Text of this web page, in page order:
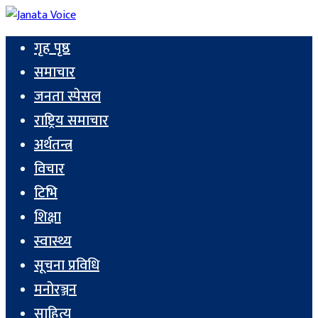
गृह पृष्ठ
समाचार
जनता स्पेसल
राष्ट्रिय समाचार
अर्थतन्त्र
विचार
टिभि
शिक्षा
स्वास्थ्य
सूचना प्रविधि
मनोरञ्जन